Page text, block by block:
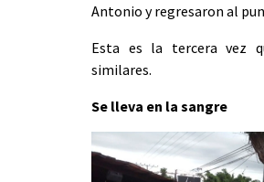
Antonio y regresaron al
Esta es la tercera vez
similares.
Se lleva en la sangre